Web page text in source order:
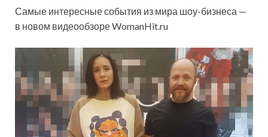
Самые интересные события из мира шоу-бизнеса —
в новом видеообзоре WomanHit.ru